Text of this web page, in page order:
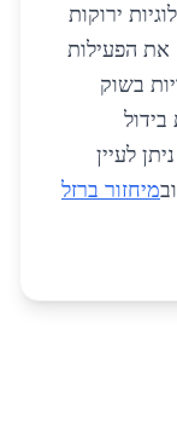
ירוקות
את הפעילות
בשוק
לעיין
ובמיחזור ברזל